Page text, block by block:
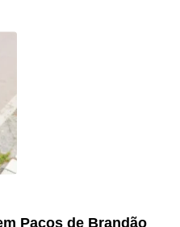
Paços de Brandão